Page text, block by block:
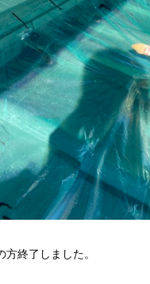
終了しました。